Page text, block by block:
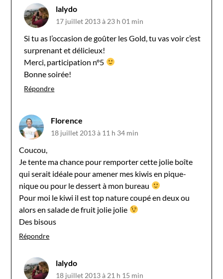
lalydo
17 juillet 2013 à 23 h 01 min
Si tu as l’occasion de goûter les Gold, tu vas voir c’est
surprenant et délicieux!
Merci, participation n°5
Bonne soirée!
Répondre
Florence
18 juillet 2013 à 11 h 34 min
Coucou,
Je tente ma chance pour remporter cette jolie boîte
qui serait idéale pour amener mes kiwis en pique-
nique ou pour le dessert à mon bureau
Pour moi le kiwi il est top nature coupé en deux ou
alors en salade de fruit jolie jolie
Des bisous
Répondre
lalydo
18 juillet 2013 à 21 h 15 min